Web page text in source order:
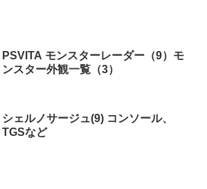
PSVITA モンスターレーダー（9）モ
ンスター外観一覧（3）
シェルノサージュ(9) コンソール、
TGSなど